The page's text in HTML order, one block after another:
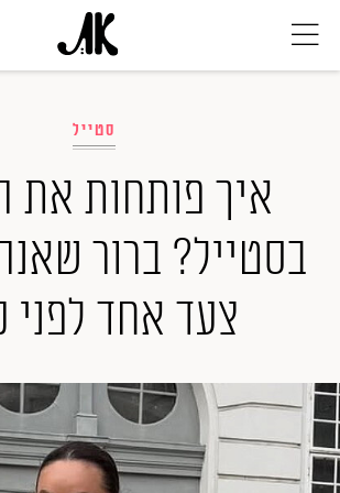
אופנה
ביוטי
סלבס
ערוצים נוספים
המגזין
סטייל
איך פותחות את
בסטייל? ברור
צעד אחד לפני